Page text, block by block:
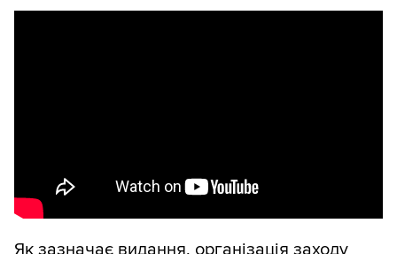
Як зазначає видання, організація заходу